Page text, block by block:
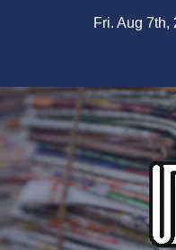
Fri. Aug 7th,